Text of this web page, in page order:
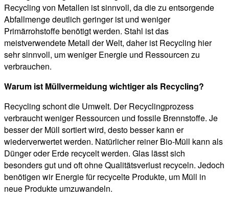
Recycling von Metallen ist sinnvoll, da die zu entsorgende
Abfallmenge deutlich geringer ist und weniger
Primärrohstoffe benötigt werden. Stahl ist das
meistverwendete Metall der Welt, daher ist Recycling hier
sehr sinnvoll, um weniger Energie und Ressourcen zu
verbrauchen.
Warum ist Müllvermeidung wichtiger als Recycling?
Recycling schont die Umwelt. Der Recyclingprozess
verbraucht weniger Ressourcen und fossile Brennstoffe. Je
besser der Müll sortiert wird, desto besser kann er
wiederverwertet werden. Natürlicher reiner Bio-Müll kann als
Dünger oder Erde recycelt werden. Glas lässt sich
besonders gut und oft ohne Qualitätsverlust recyceln. Jedoch
benötigen wir Energie für recycelte Produkte, um Müll in
neue Produkte umzuwandeln.